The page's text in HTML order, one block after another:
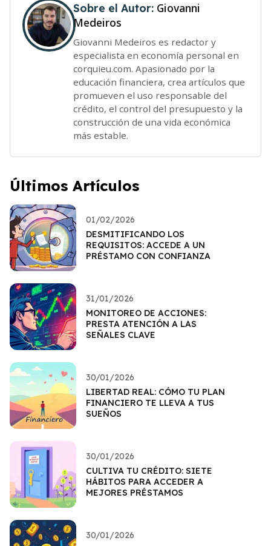
Sobre el Autor: Giovanni
Medeiros
Giovanni Medeiros es redactor y
especialista en economía personal en
corquieu.com. Apasionado por la
educación financiera, crea artículos que
promueven el uso responsable del
crédito, el control del presupuesto y la
construcción de una vida económica
más estable.
Últimos Artículos
01/02/2026
DESMITIFICANDO LOS
REQUISITOS: ACCEDE A UN
PRÉSTAMO CON CONFIANZA
31/01/2026
MONITOREO DE ACCIONES:
PRESTA ATENCIÓN A LAS
SEÑALES CLAVE
30/01/2026
LIBERTAD REAL: CÓMO TU PLAN
FINANCIERO TE LLEVA A TUS
SUEÑOS
30/01/2026
CULTIVA TU CRÉDITO: SIETE
HÁBITOS PARA ACCEDER A
MEJORES PRÉSTAMOS
30/01/2026